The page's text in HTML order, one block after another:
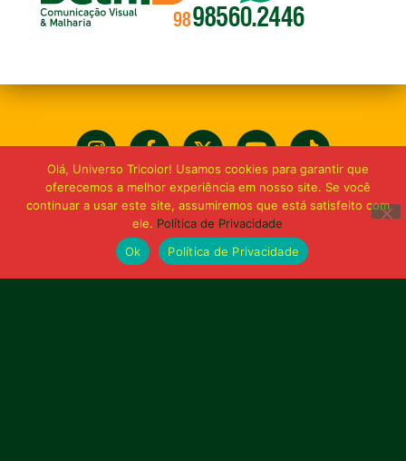
Olá, Universo Tricolor! Usamos cookies para garantir que
oferecemos a melhor experiência em nosso site. Se você
continuar a usar este site, assumiremos que está satisfeito com
ele. Política de Privacidade
Ok
Política de Privacidade